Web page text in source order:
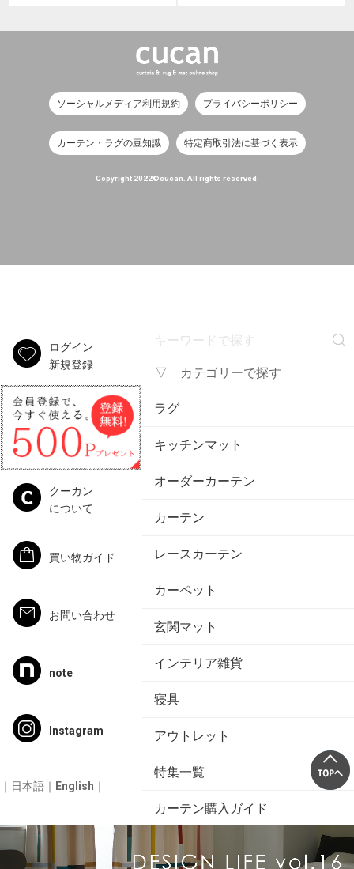
ソーシャルメディア利用規約 プライバシーポリシー
カーテン・ラグの豆知識 特定商取引法に基づく表示
Copyright 2022©cucan. All rights reserved.
ログイン
新規登録
クーカン
について
買い物ガイド
お問い合わせ
note
Instagram
｜ 日本語 ｜ English ｜
▽ カテゴリーで探す
ラグ
キッチンマット
オーダーカーテン
カーテン
レースカーテン
カーペット
玄関マット
インテリア雑貨
寝具
アウトレット
特集一覧
カーテン購入ガイド